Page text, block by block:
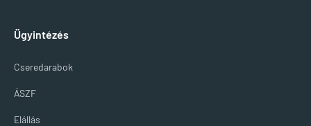
Ügyintézés
Cseredarabok
ÁSZF
Elállás